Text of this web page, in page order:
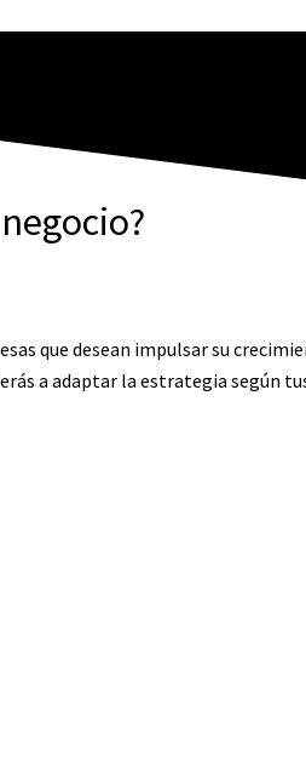
que desean impulsar su
a adaptar la estrategia según